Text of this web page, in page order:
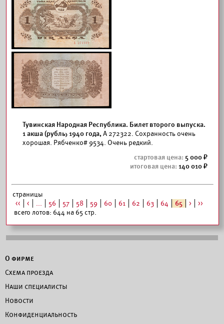
Тувинская Народная Республика. Билет второго выпуска.
1 акша (рубль) 1940 года,А 272322. Сохранность очень
хорошая. Рябченко# 9534. Очень редкий.
5 000
140 010
страницы
<<
< ... 56 57 58 59 60 61 62 63 64 65 >
>>
всего лотов: 644 на 65 стр.
О фирме
Схема проезда
Наши специалисты
Новости
Конфиденциальность